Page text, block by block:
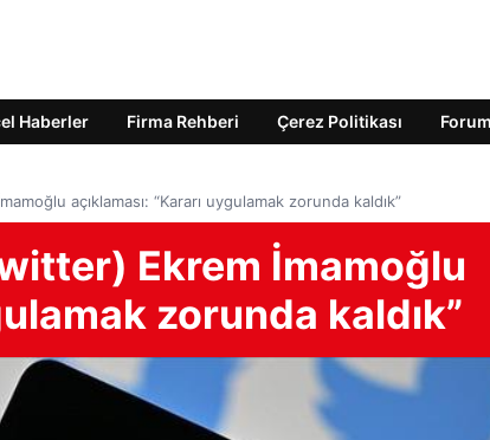
Haberler Firma Rehberi Çerez Politikası Forum
açıklaması: “Kararı uygulamak zorunda kaldık”
Ekrem İmamoğlu
zorunda kaldık”